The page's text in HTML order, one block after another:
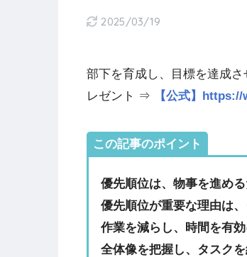
2025/03/19
部下を育成し、目標を達成
レゼント ⇒
【公式】
この記事のポイント
優先順位は、物事を進め
優先順位が重要な理由は
作業を減らし、時間を有
全体像を把握し、タスク